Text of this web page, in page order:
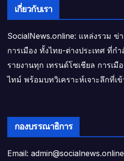
เกี่ยวกับเรา
SocialNews.online: แหล่งรวม ข่
การเมือง ทั้งไทย-ต่างประเทศ ที่กำ
รายงานทุก เทรนด์โซเชียล การเมื
ไทม์ พร้อมบทวิเคราะห์เจาะลึกที่เข้
กองบรรณาธิการ
Email: admin@socialnews.online